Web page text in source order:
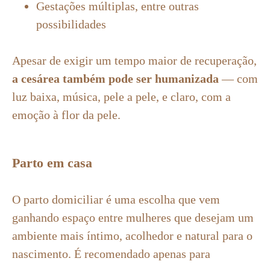
Gestações múltiplas, entre outras
possibilidades
Apesar de exigir um tempo maior de recuperação,
a cesárea também pode ser humanizada — com
luz baixa, música, pele a pele, e claro, com a
emoção à flor da pele.
Parto em casa
O parto domiciliar é uma escolha que vem
ganhando espaço entre mulheres que desejam um
ambiente mais íntimo, acolhedor e natural para o
nascimento. É recomendado apenas para